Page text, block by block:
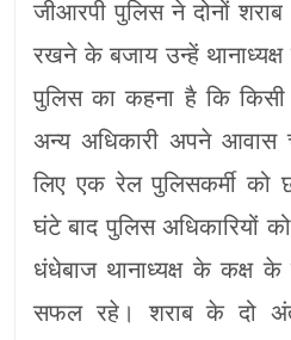
जीआरपी पुलिस ने दोनों
रखने के बजाय उन्हें
पुलिस का कहना है कि किसी
अन्य अधिकारी अपने आवास
लिए एक रेल पुलिसकर्मी
घंटे बाद पुलिस अधिकारियों
धंधेबाज थानाध्यक्ष के कक्ष
सफल रहे। शराब के दो